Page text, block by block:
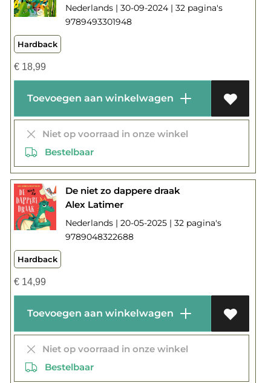
Nederlands | 30-09-2024 | 32 pagina's
9789493301948
Hardback
€18,99
Toevoegen aan winkelwagen
Niet op voorraad in onze winkel
Bestelbaar
De niet zo dappere draak
Alex Latimer
Nederlands | 20-05-2025 | 32 pagina's
9789048322688
Hardback
€14,99
Toevoegen aan winkelwagen
Niet op voorraad in onze winkel
Bestelbaar